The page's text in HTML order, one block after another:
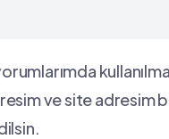
ve site adresim